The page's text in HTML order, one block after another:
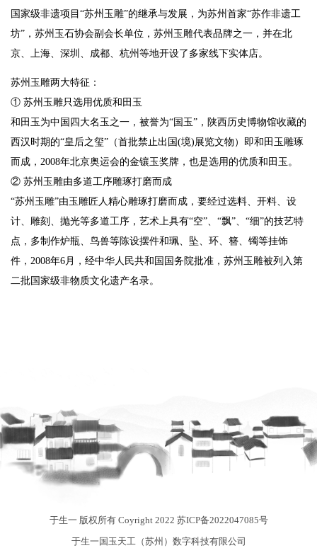
国家级非遗项目“苏州玉雕”的继承与发展，为苏州首家“苏作非遗工
坊”，苏州玉石协会副会长单位，苏州玉雕代表品牌之一，并在北
京、上海、深圳、成都、杭州等地开设了多家线下实体店。
苏州玉雕两大特征：
① 苏州玉雕只选用优质和田玉
和田玉为中国四大名玉之一，被誉为“国玉”，陕西历史博物馆收藏的
西汉时期的“皇后之玺”（首批禁止出国(境)展览文物）即和田玉雕琢
而成，2008年北京奥运会的金镶玉奖牌，也是选用的优质和田玉。
② 苏州玉雕由多道工序雕琢打磨而成
“苏州玉雕”由玉雕匠人精心雕琢打磨而成，要经过选料、开料、设
计、雕刻、抛光等多道工序，艺术上具有“空”、“飘”、“细”的技艺特
点，多制作炉瓶、鸟兽等陈设摆件和珮、坠、环、簪、镯等挂饰
件，2008年6月，经中华人民共和国国务院批准，苏州玉雕被列入第
二批国家级非物质文化遗产名录。
于生一 版权所有 Coyright 2022 苏ICP备2022047085号
于生一国玉天工（苏州）数字科技有限公司